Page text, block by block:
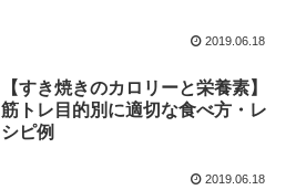
2019.06.18
【すき焼きのカロリーと栄養素】
筋トレ目的別に適切な食べ方・レ
シピ例
2019.06.18